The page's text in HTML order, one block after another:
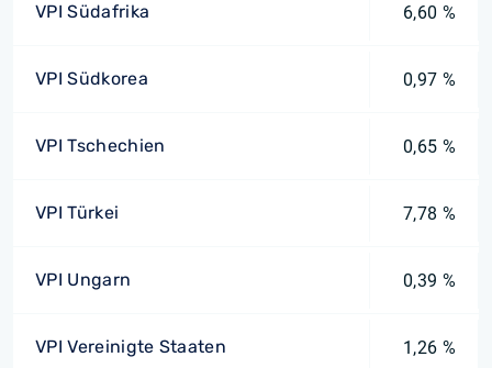
VPI Südafrika 6,60 %
VPI Südkorea 0,97 %
VPI Tschechien 0,65 %
VPI Türkei 7,78 %
VPI Ungarn 0,39 %
VPI Vereinigte Staaten 1,26 %